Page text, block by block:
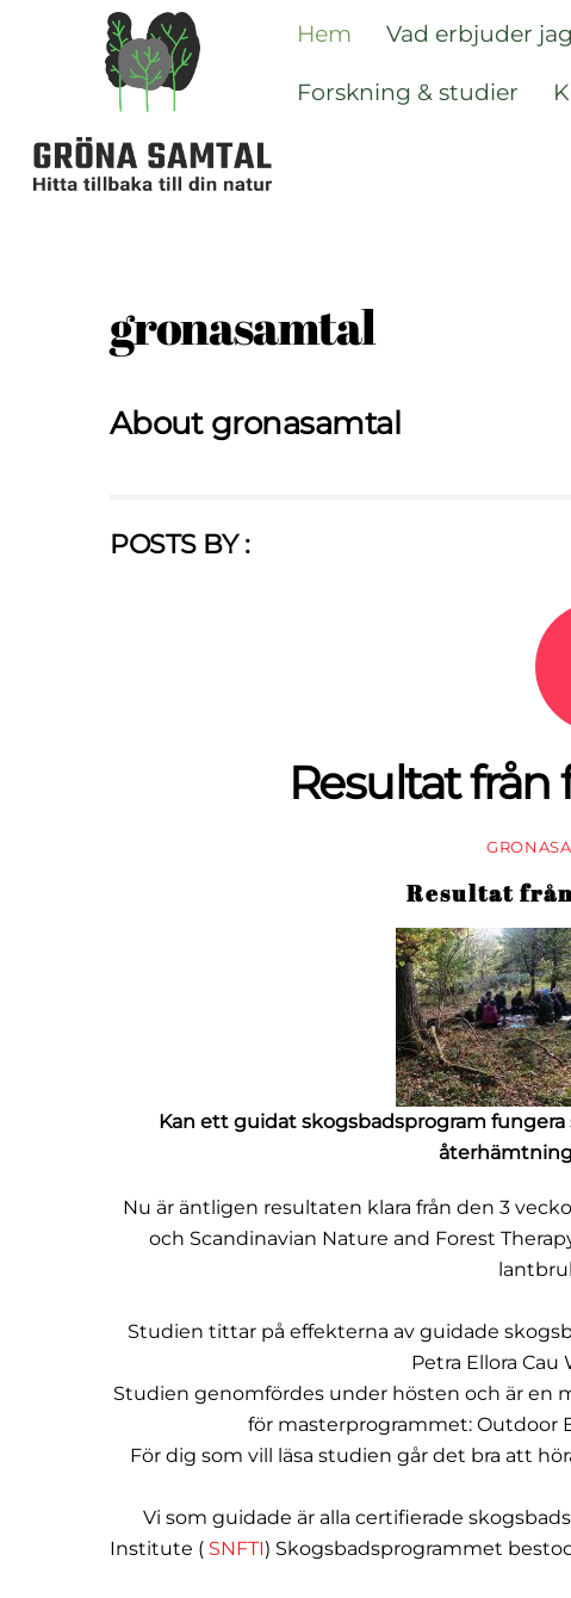
Hem Vad erbjuder
Forskning & studier
gronasamtal
About gronasamtal
POSTS BY :
Resultat
Resultat
Kan ett guidat skogsbadsprogram
Nu är äntligen resultaten klara från den 3
och Scandinavian Nature and Forest
Studien tittar på effekterna av guidade
Petra Ellora
Studien genomfördes under hösten och är en
för masterprogrammet: Outdoor
För dig som vill läsa studien går det bra att
Vi som guidade är alla certifierade
Institute ( SNFTI) Skogsbadsprogrammet